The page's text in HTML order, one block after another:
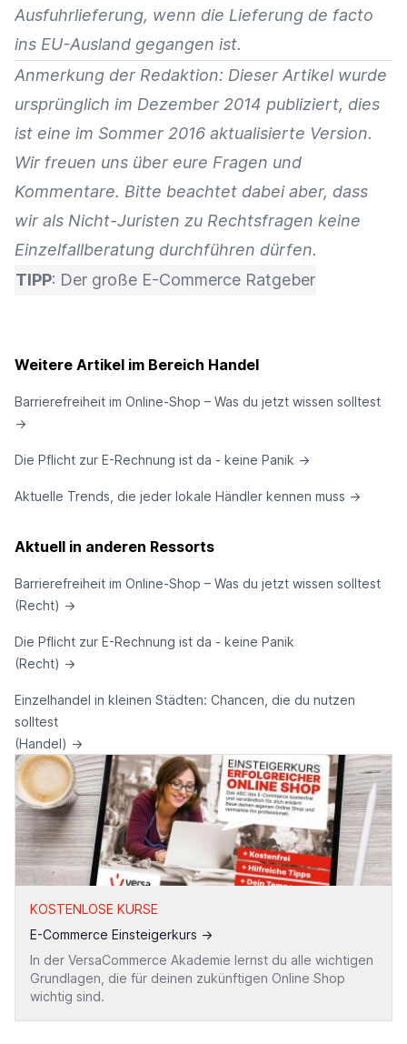
Ausfuhrlieferung, wenn die Lieferung de facto
ins EU-Ausland gegangen ist.
Anmerkung der Redaktion: Dieser Artikel wurde
ursprünglich im Dezember 2014 publiziert, dies
ist eine im Sommer 2016 aktualisierte Version.
Wir freuen uns über eure Fragen und
Kommentare. Bitte beachtet dabei aber, dass
wir als Nicht-Juristen zu Rechtsfragen keine
Einzelfallberatung durchführen dürfen.
TIPP: Der große E-Commerce Ratgeber
Weitere Artikel im Bereich Handel
Barrierefreiheit im Online-Shop – Was du jetzt wissen solltest
→
Die Pflicht zur E-Rechnung ist da - keine Panik →
Aktuelle Trends, die jeder lokale Händler kennen muss →
Aktuell in anderen Ressorts
Barrierefreiheit im Online-Shop – Was du jetzt wissen solltest
(Recht) →
Die Pflicht zur E-Rechnung ist da - keine Panik
(Recht) →
Einzelhandel in kleinen Städten: Chancen, die du nutzen
solltest
(Handel) →
KOSTENLOSE KURSE
E-Commerce Einsteigerkurs →
In der VersaCommerce Akademie lernst du alle wichtigen
Grundlagen, die für deinen zukünftigen Online Shop
wichtig sind.